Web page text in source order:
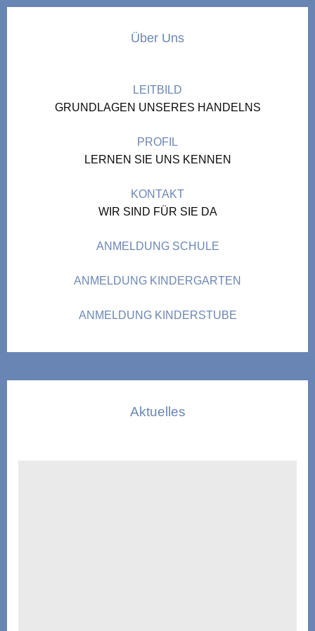
Über Uns
LEITBILD
GRUNDLAGEN UNSERES HANDELNS
PROFIL
LERNEN SIE UNS KENNEN
KONTAKT
WIR SIND FÜR SIE DA
ANMELDUNG SCHULE
ANMELDUNG KINDERGARTEN
ANMELDUNG KINDERSTUBE
Aktuelles